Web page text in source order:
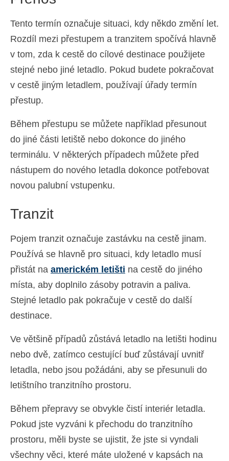
Tento termín označuje situaci, kdy někdo změní let.
Rozdíl mezi přestupem a tranzitem spočívá hlavně
v tom, zda k cestě do cílové destinace použijete
stejné nebo jiné letadlo. Pokud budete pokračovat
v cestě jiným letadlem, používají úřady termín
přestup.
Během přestupu se můžete například přesunout
do jiné části letiště nebo dokonce do jiného
terminálu. V některých případech můžete před
nástupem do nového letadla dokonce potřebovat
novou palubní vstupenku.
Tranzit
Pojem tranzit označuje zastávku na cestě jinam.
Používá se hlavně pro situaci, kdy letadlo musí
přistát na americkém letišti na cestě do jiného
místa, aby doplnilo zásoby potravin a paliva.
Stejné letadlo pak pokračuje v cestě do další
destinace.
Ve většině případů zůstává letadlo na letišti hodinu
nebo dvě, zatímco cestující buď zůstávají uvnitř
letadla, nebo jsou požádáni, aby se přesunuli do
letištního tranzitního prostoru.
Během přepravy se obvykle čistí interiér letadla.
Pokud jste vyzváni k přechodu do tranzitního
prostoru, měli byste se ujistit, že jste si vyndali
všechny věci, které máte uložené v kapsách na